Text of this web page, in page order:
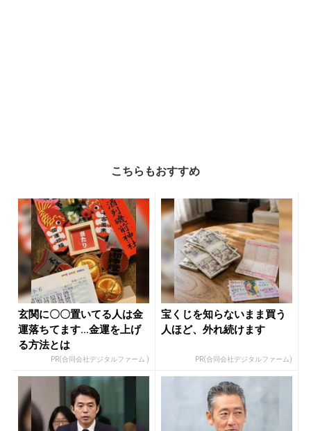
こちらもおすすめ
玄関に〇〇置いてる人は金
運落ちてます…金運を上げ
る方法とは
PR(合同会社デジタルファーム )
宝くじを知らないまま買う
人ほど、外れ続けます
PR(合同会社デジタルファーム)